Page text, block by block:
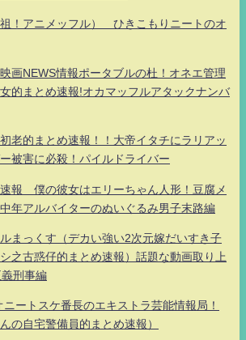
！アニメッフル） ひきこもりニートのオ
画NEWS情報ポータブルの杜！オネエ管理
的まとめ速報!オカマッフルアタックナンバ
老的まとめ速報！！大帝イタチにラリアッ
被害に必殺！パイルドライバー
報 僕の彼女はエリーちゃん人形！豆腐メ
年アルバイターのぬいぐるみ男子末路編
まっくす（デカい強い2次元嫁だいすき子
之古惑仔的まとめ速報）話題な動画取り上
刑事編
ートスケ番長のエキストラ芸能情報局！
の自宅警備員的まとめ速報）